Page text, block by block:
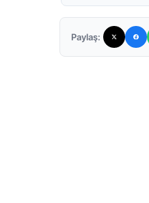
Paylaş: